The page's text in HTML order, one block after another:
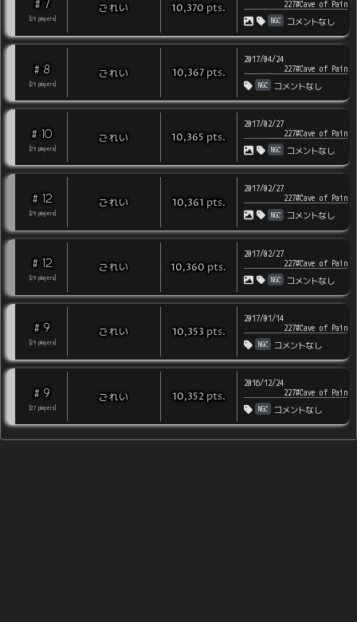
# 7
29 players
ごれい 10,370 pts.
227#Cave of Pain
NGC コメントなし
# 8
29 players
ごれい 10,367 pts.
2017/04/24
227#Cave of Pain
NGC コメントなし
# 10
29 players
ごれい 10,365 pts.
2017/02/27
227#Cave of Pain
NGC コメントなし
# 12
29 players
ごれい 10,361 pts.
2017/02/27
227#Cave of Pain
NGC コメントなし
# 12
29 players
ごれい 10,360 pts.
2017/02/27
227#Cave of Pain
NGC コメントなし
# 9
29 players
ごれい 10,353 pts.
2017/01/14
227#Cave of Pain
NGC コメントなし
# 9
27 players
ごれい 10,352 pts.
2016/12/24
227#Cave of Pain
NGC コメントなし